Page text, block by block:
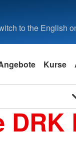
to the English
Kurse